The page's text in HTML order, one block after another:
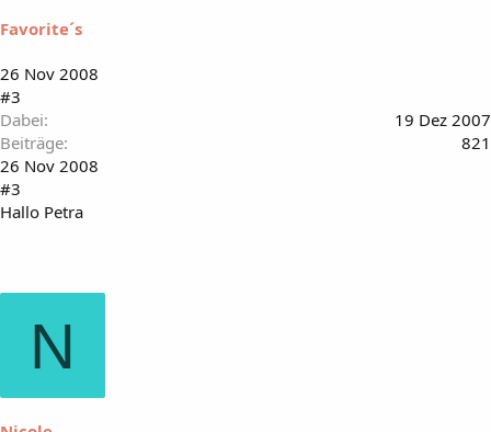
Favorite´s
26 Nov 2008
#3
Dabei
19 Dez 2007
Beiträge
821
26 Nov 2008
#3
Hallo Petra
N